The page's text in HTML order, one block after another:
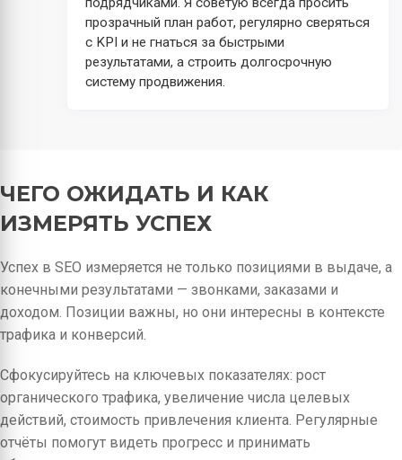
прозрачный план работ, регулярно сверяться
с KPI и не гнаться за быстрыми
результатами, а строить долгосрочную
систему продвижения.
ЧЕГО ОЖИДАТЬ И КАК
ИЗМЕРЯТЬ УСПЕХ
Успех в SEO измеряется не только позициями в выдаче, а
конечными результатами — звонками, заказами и
доходом. Позиции важны, но они интересны в контексте
трафика и конверсий.
Сфокусируйтесь на ключевых показателях: рост
органического трафика, увеличение числа целевых
действий, стоимость привлечения клиента. Регулярные
отчёты помогут видеть прогресс и принимать